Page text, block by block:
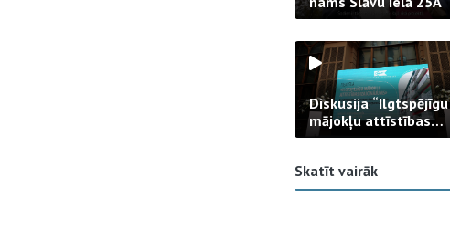
Diskusija “Ilgtspējīgu
mājokļu attīstības
izaicinājums”
Skatīt vairāk